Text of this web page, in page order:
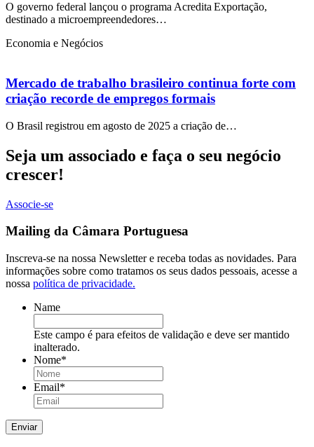
O governo federal lançou o programa Acredita Exportação,
destinado a microempreendedores…
Economia e Negócios
Mercado de trabalho brasileiro continua forte com
criação recorde de empregos formais
O Brasil registrou em agosto de 2025 a criação de…
Seja um associado e faça o seu negócio
crescer!
Associe-se
Mailing da Câmara Portuguesa
Inscreva-se na nossa Newsletter e receba todas as novidades. Para
informações sobre como tratamos os seus dados pessoais, acesse a
nossa política de privacidade.
Name
Este campo é para efeitos de validação e deve ser mantido
inalterado.
Nome*
Email*